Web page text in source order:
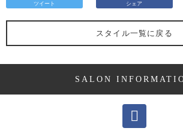
ツイート シェア
スタイル一覧に戻る
SALON